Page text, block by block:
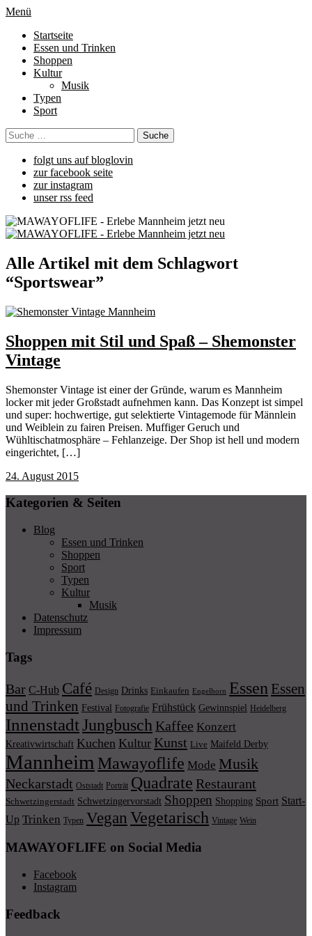
Menü
Startseite
Essen und Trinken
Shoppen
Kultur
Musik
Typen
Sport
folgt uns auf bloglovin
zur facebook seite
zur instagram
unser rss feed
Alle Artikel mit dem Schlagwort
“Sportswear”
Shoppen mit Stil und Spaß – Shemonster
Vintage
Shemonster Vintage ist einer der Gründe, warum es Mannheim
locker mit jeder Großstadt aufnehmen kann. Das Konzept ist simpel
und super: hochwertige, gut selektierte Vintagemode für Männlein
und Weiblein zu fairen Preisen. Muffiger Geruch und
Wühltischatmosphäre – Fehlanzeige. Der Shop ist hell und modern
eingerichtet, […]
24. August 2015
Kategorien & Seiten
Blog
Essen und Trinken
Shoppen
Sport
Typen
Kultur
Musik
Datenschutz
Impressum
Tags
Bar C-Hub Café Design Drinks Einkaufen Engelhorn Essen Essen
und Trinken Festival Fotografie Frühstück Gewinnspiel Heidelberg
InnenstadtJungbusch Kaffee Konzert
Kreativwirtschaft Kuchen Kultur Kunst Live Maifeld Derby
Mannheim Mawayoflife Mode Musik
Neckarstadt Oststadt Porträt Quadrate Restaurant
Schwetzingerstadt Schwetzingervorstadt Shoppen Shopping Sport Start-
Up Trinken Typen Vegan Vegetarisch Vintage Wein
MAWAYOFLIFE on Social Media
Facebook
Instagram
Feedback